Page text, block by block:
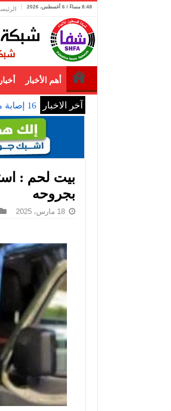
8:48 مساءً / 6 أغسطس، 2026
أهم الأخبار
آخر الاخبار 16 إصابة منذ بدء عدوان الاحتلال على مخيم قلنديا وكفر عقب شمال القدس
بيت لحم :
بجروحه
18 مارس، 2025